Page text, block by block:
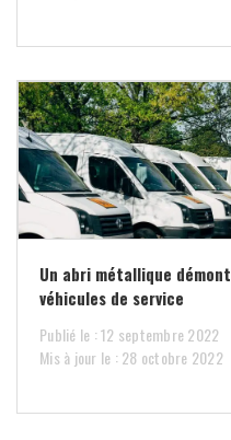
Un abri métallique
véhicules de service
Publié le : 12 septembre 2022
Mis à jour le : 28 octobre 2022